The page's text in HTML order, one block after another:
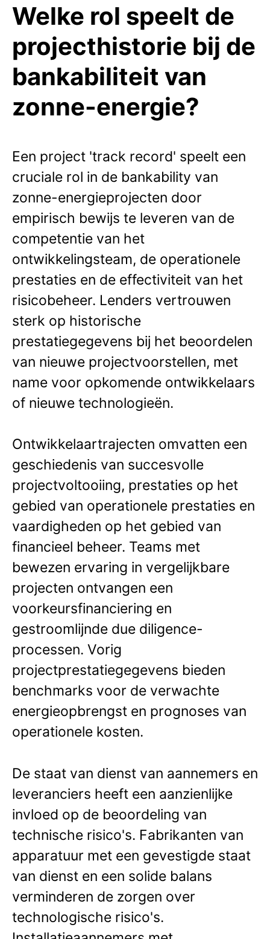
Welke rol speelt de
projecthistorie bij de
bankabiliteit van
zonne-energie?
Een project 'track record' speelt een
cruciale rol in de bankability van
zonne-energieprojecten door
empirisch bewijs te leveren van de
competentie van het
ontwikkelingsteam, de operationele
prestaties en de effectiviteit van het
risicobeheer. Lenders vertrouwen
sterk op historische
prestatiegegevens bij het beoordelen
van nieuwe projectvoorstellen, met
name voor opkomende ontwikkelaars
of nieuwe technologieën.
Ontwikkelaartrajecten omvatten een
geschiedenis van succesvolle
projectvoltooiing, prestaties op het
gebied van operationele prestaties en
vaardigheden op het gebied van
financieel beheer. Teams met
bewezen ervaring in vergelijkbare
projecten ontvangen een
voorkeursfinanciering en
gestroomlijnde due diligence-
processen. Vorig
projectprestatiegegevens bieden
benchmarks voor de verwachte
energieopbrengst en prognoses van
operationele kosten.
De staat van dienst van aannemers en
leveranciers heeft een aanzienlijke
invloed op de beoordeling van
technische risico's. Fabrikanten van
apparatuur met een gevestigde staat
van dienst en een solide balans
verminderen de zorgen over
technologische risico's.